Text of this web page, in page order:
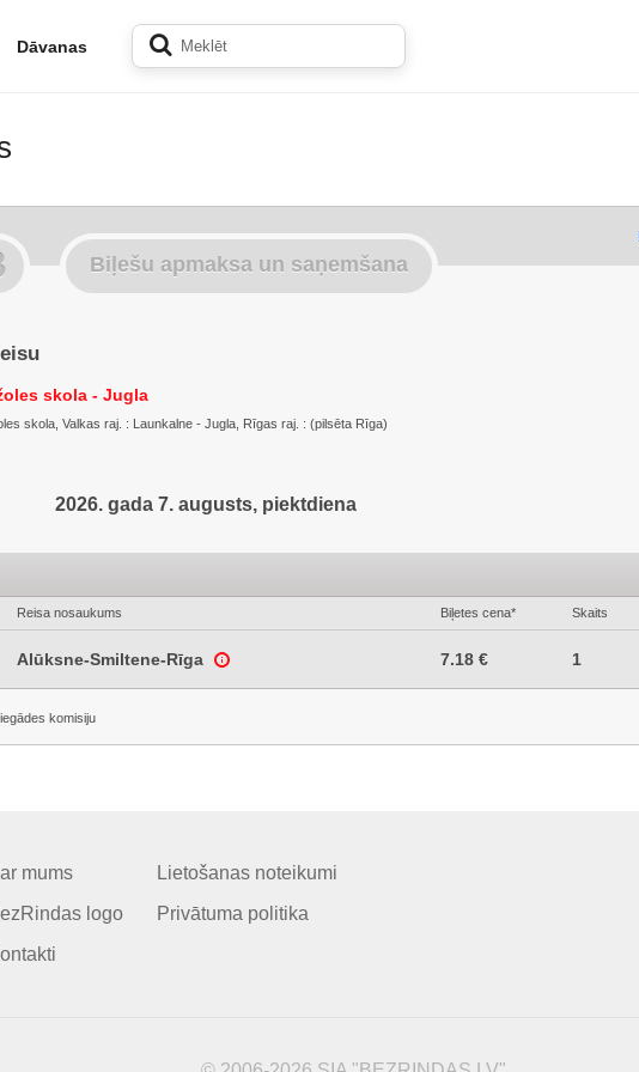
Dāvanas
Biļešu apmaksa un saņemšana
skola - Jugla
skola, Valkas raj. : Launkalne - Jugla, Rīgas raj. : (pilsēta Rīga)
2026. gada 7. augusts, piektdiena
Reisa nosaukums Biļetes cena* Skaits
Alūksne-Smiltene-Rīga 7.18 € 1
komisiju
mums
logo
Lietošanas noteikumi
Privātuma politika